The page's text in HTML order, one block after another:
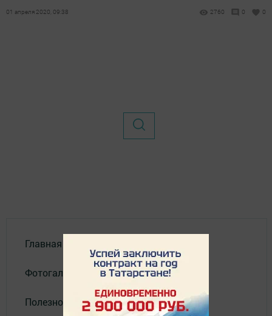
01 апреля 2020, 09:38 2760 0 0
Главная
Фотогалереи
Полезное